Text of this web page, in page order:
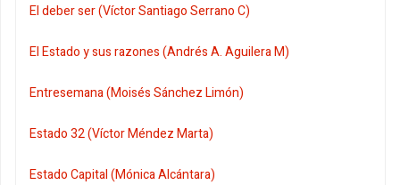
El deber ser (Víctor Santiago Serrano C)
El Estado y sus razones (Andrés A. Aguilera M)
Entresemana (Moisés Sánchez Limón)
Estado 32 (Víctor Méndez Marta)
Estado Capital (Mónica Alcántara)